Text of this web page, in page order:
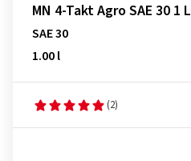
MN 4-Takt Agro SAE 30 1 L
SAE 30
1.00 l
(2)